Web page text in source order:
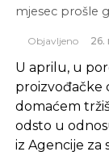
mjesec prošle
Objavljeno 26.
U aprilu, u
proizvođačke
domaćem
odsto u
iz Agencije za